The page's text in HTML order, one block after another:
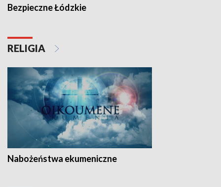
Bezpieczne Łódzkie
RELIGIA
Nabożeństwa ekumeniczne